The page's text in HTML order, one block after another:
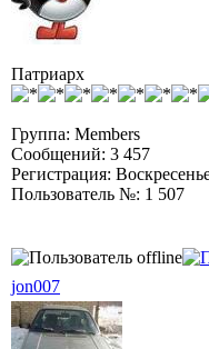
Патриарх
Группа: Members
Сообщений: 3 457
Регистрация:
Пользователь №: 1 507
jon007